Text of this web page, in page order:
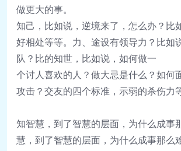
做更大的事。
知己，比如说，逆境来了，怎么办？比
好相处等等。 力、途设有领导力？比如
队？比的知世，比如说，如何做一
个讨人喜欢的人？做大忌是什么？如何
攻击？交友的四个标准，示弱的杀伤力
知智慧，到了智慧的层面，为什么成事
慧，到了智慧的层面，为什么成事那么